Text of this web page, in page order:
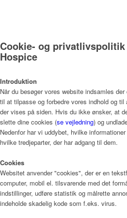
Cookie- og privatlivspolitik
Hospice
Introduktion
Når du besøger vores website indsamles
til at tilpasse og forbedre vores indhold og
der vises på siden. Hvis du ikke ønsker, at
slette dine cookies (se vejledning) og
Nedenfor har vi uddybet, hvilke
hvilke tredjeparter, der har adgang til dem.
Cookies
Websitet anvender "cookies", der er en
computer, mobil el. tilsvarende med det
indstillinger, udføre statistik og målrette
indeholde skadelig kode som f.eks. virus.